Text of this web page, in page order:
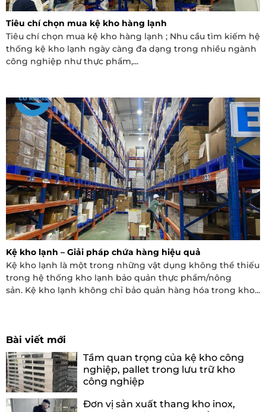
Tiêu chí chọn mua kệ kho hàng lạnh
Tiêu chí chọn mua kệ kho hàng lạnh ; Nhu cầu tìm kiếm hệ
thống kệ kho lạnh ngày càng đa dạng trong nhiều ngành
công nghiệp như thực phẩm,...
Kệ kho lạnh – Giải pháp chứa hàng hiệu quả
Kệ kho lạnh là một trong những vật dụng không thể thiếu
trong hệ thống kho lạnh bảo quản thực phẩm/nông
sản. Kệ kho lạnh không chỉ bảo quản hàng hóa trong kho...
Bài viết mới
Tầm quan trọng của kệ kho công
nghiệp, pallet trong lưu trữ kho
công nghiệp
Đơn vị sản xuất thang kho inox,